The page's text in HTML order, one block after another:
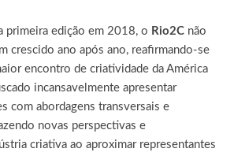
primeira edição em 2018, o Rio2C não
crescido ano após ano, reafirmando-se
encontro de criatividade da América
incansavelmente apresentar
com abordagens transversais e
novas perspectivas e
criativa ao aproximar representantes